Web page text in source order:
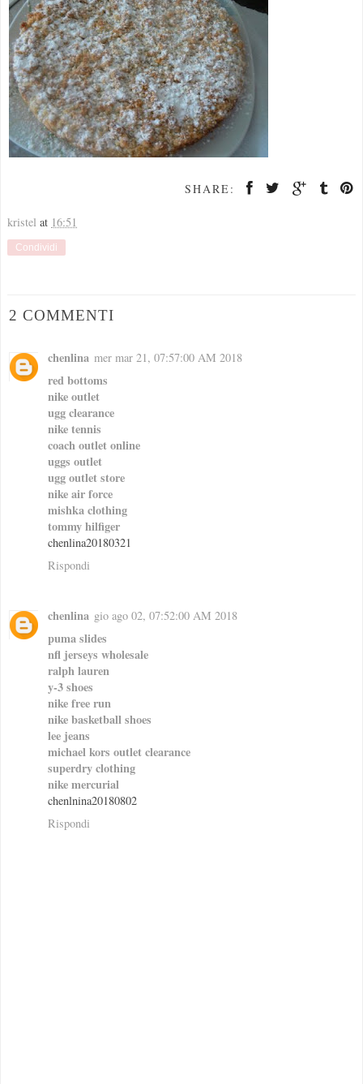
SHARE:
kristel at 16:51
Condividi
2 COMMENTI
chenlina mer mar 21, 07:57:00 AM 2018
red bottoms
nike outlet
ugg clearance
nike tennis
coach outlet online
uggs outlet
ugg outlet store
nike air force
mishka clothing
tommy hilfiger
chenlina20180321
Rispondi
chenlina gio ago 02, 07:52:00 AM 2018
puma slides
nfl jerseys wholesale
ralph lauren
y-3 shoes
nike free run
nike basketball shoes
lee jeans
michael kors outlet clearance
superdry clothing
nike mercurial
chenlnina20180802
Rispondi